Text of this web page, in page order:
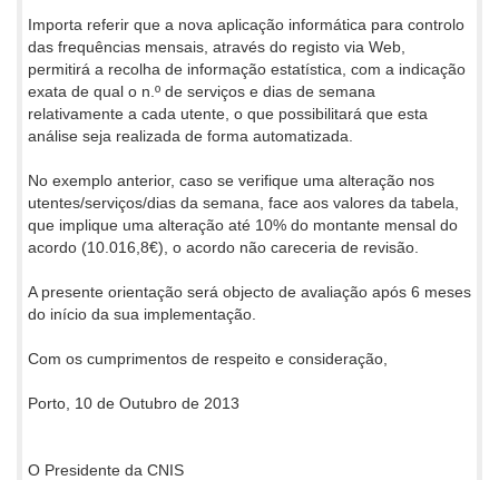
Importa referir que a nova aplicação informática para controlo
das frequências mensais, através do registo via Web,
permitirá a recolha de informação estatística, com a indicação
exata de qual o n.º de serviços e dias de semana
relativamente a cada utente, o que possibilitará que esta
análise seja realizada de forma automatizada.
No exemplo anterior, caso se verifique uma alteração nos
utentes/serviços/dias da semana, face aos valores da tabela,
que implique uma alteração até 10% do montante mensal do
acordo (10.016,8€), o acordo não careceria de revisão.
A presente orientação será objecto de avaliação após 6 meses
do início da sua implementação.
Com os cumprimentos de respeito e consideração,
Porto, 10 de Outubro de 2013
O Presidente da CNIS